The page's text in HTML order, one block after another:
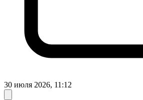
30 июля 2026, 11:12